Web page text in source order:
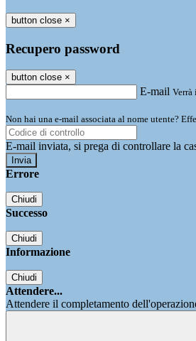
button close ×
Recupero password
button close ×
E-mail
Non hai una e-mail associata al nome utente?
E-mail inviata, si prega di controllare la
Errore
Chiudi
Successo
Chiudi
Informazione
Chiudi
Attendere...
Attendere il completamento